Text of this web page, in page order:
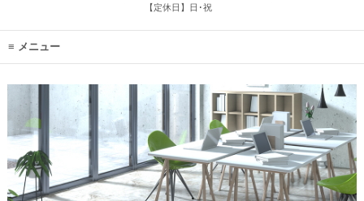
【定休日】日･祝
メニュー